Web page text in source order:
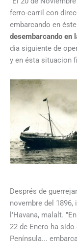
ferro-carril con
embarcando en
desembarcando en
dia siguiente de
y en ésta situacion
Després de
novembre del
l'Havana, malalt.
22 de Enero ha
Península...